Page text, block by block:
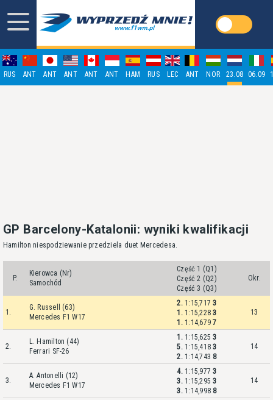
RUS ANT ANT ANT ANT ANT HAM RUS LEC ANT NOR 23.08 06.09
GP Barcelony-Katalonii: wyniki kwalifikacji
Hamilton niespodziewanie przedziela duet Mercedesa.
P.
Kierowca (Nr)
Samochód
Część 1 (Q1)
Część 2 (Q2)
Część 3 (Q3)
Okr.
1.
G. Russell (63)
Mercedes F1 W17
2. 1:15,7173
1. 1:15,2283
1. 1:14,6797
13
2.
L. Hamilton (44)
Ferrari SF-26
1. 1:15,6253
5. 1:15,4183
2. 1:14,743 8
14
3.
A. Antonelli (12)
Mercedes F1 W17
4. 1:15,9773
3. 1:15,2953
3. 1:14,998 8
14